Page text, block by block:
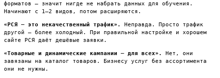
форматов — значит нигде не набрать данных для обучения.
Начинают с 1–2 видов, потом расширяются.
«РСЯ — это некачественный трафик».
Неправда. Просто трафик
другой — более холодный. При правильной настройке и хорошем
сайте РСЯ даёт дешёвые заявки.
«Товарные и динамические кампании — для всех».
Нет, они
завязаны на каталог товаров. Бизнесу услуг без ассортимента
они не нужны.